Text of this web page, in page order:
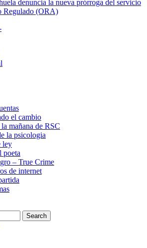
denuncia la nueva prórroga del servicio
Regulado (ORA)
el cambio
mañana de RSC
la psicologia
ley
poeta
– True Crime
de internet